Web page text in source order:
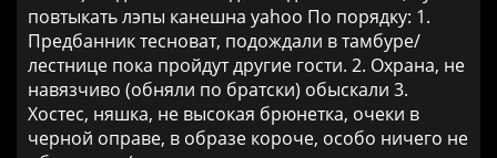
повтыкать лэпы канешна yahoo По порядку: 1.
Предбанник тесноват, подождали в тамбуре/
лестнице пока пройдут другие гости. 2. Охрана, не
навязчиво (обняли по братски) обыскали 3.
Хостес, няшка, не высокая брюнетка, очеки в
черной оправе, в образе короче, особо ничего не